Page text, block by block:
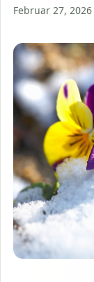
Februar 27, 2026